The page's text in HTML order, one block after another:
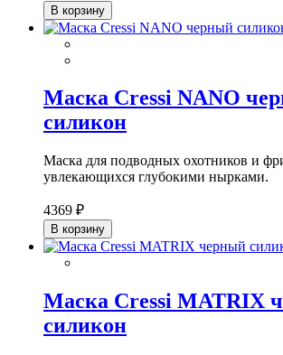
В корзину
Маска Cressi NANO
силикон
Маска для подводных охотников и
увлекающихся глубокими нырками.
4369 ₽
В корзину
Маска Cressi MATRIX
силикон